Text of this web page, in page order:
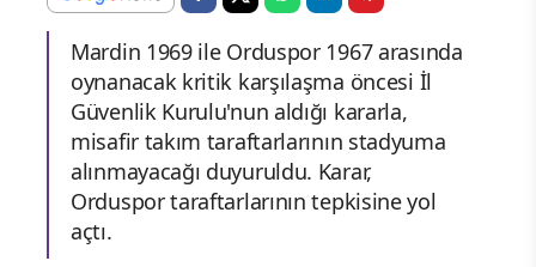
Mardin 1969 ile Orduspor 1967 arasında
oynanacak kritik karşılaşma öncesi İl
Güvenlik Kurulu'nun aldığı kararla,
misafir takım taraftarlarının stadyuma
alınmayacağı duyuruldu. Karar,
Orduspor taraftarlarının tepkisine yol
açtı.